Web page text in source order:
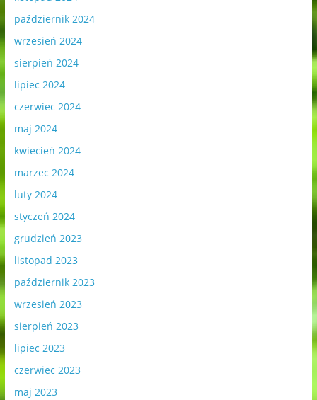
październik 2024
wrzesień 2024
sierpień 2024
lipiec 2024
czerwiec 2024
maj 2024
kwiecień 2024
marzec 2024
luty 2024
styczeń 2024
grudzień 2023
listopad 2023
październik 2023
wrzesień 2023
sierpień 2023
lipiec 2023
czerwiec 2023
maj 2023